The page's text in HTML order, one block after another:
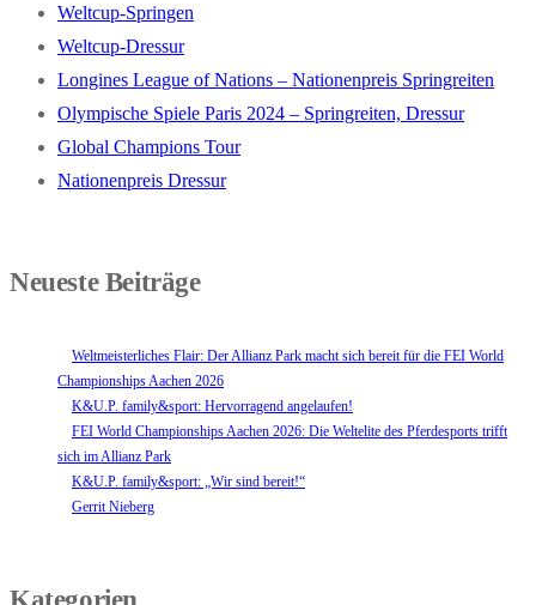
Weltcup-Springen
Weltcup-Dressur
Longines League of Nations – Nationenpreis Springreiten
Olympische Spiele Paris 2024 – Springreiten, Dressur
Global Champions Tour
Nationenpreis Dressur
Neueste Beiträge
Weltmeisterliches Flair: Der Allianz Park macht sich bereit für die FEI World
Championships Aachen 2026
K&U.P. family&sport: Hervorragend angelaufen!
FEI World Championships Aachen 2026: Die Weltelite des Pferdesports trifft
sich im Allianz Park
K&U.P. family&sport: „Wir sind bereit!“
Gerrit Nieberg